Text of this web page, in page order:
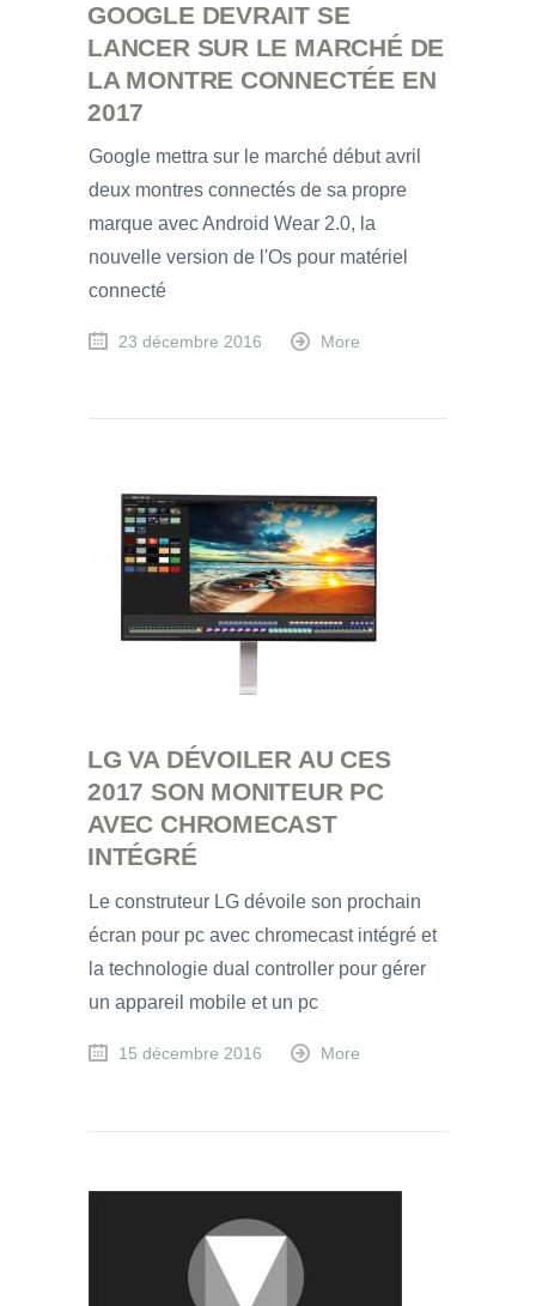
GOOGLE DEVRAIT SE
LANCER SUR LE MARCHÉ DE
LA MONTRE CONNECTÉE EN
2017
Google mettra sur le marché début avril
deux montres connectés de sa propre
marque avec Android Wear 2.0, la
nouvelle version de l'Os pour matériel
connecté
23 décembre 2016 More
LG VA DÉVOILER AU CES
2017 SON MONITEUR PC
AVEC CHROMECAST
INTÉGRÉ
Le construteur LG dévoile son prochain
écran pour pc avec chromecast intégré et
la technologie dual controller pour gérer
un appareil mobile et un pc
15 décembre 2016 More